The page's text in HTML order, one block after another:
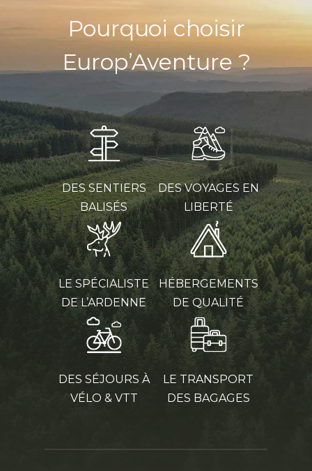
Pourquoi choisir
Europ’Aventure ?
DES SENTIERS
BALISÉS
DES VOYAGES EN
LIBERTÉ
LE SPÉCIALISTE
DE L’ARDENNE
HÉBERGEMENTS
DE QUALITÉ
DES SÉJOURS À
VÉLO & VTT
LE TRANSPORT
DES BAGAGES